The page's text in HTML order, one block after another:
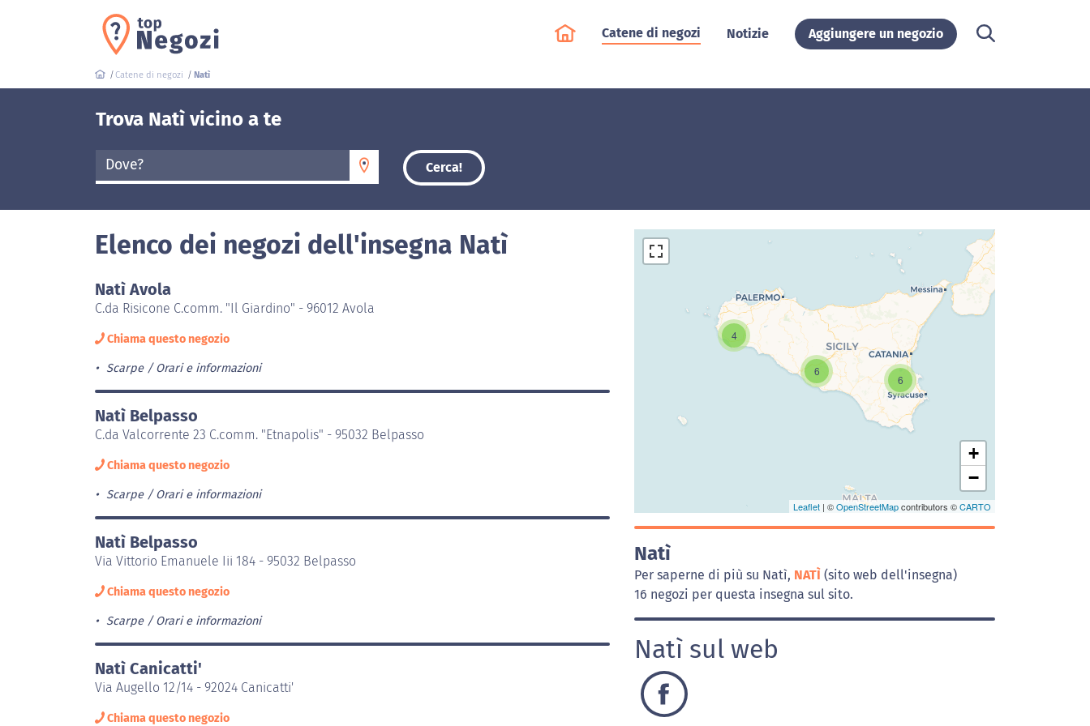
Catene di negozi Notizie Aggiungere un negozio
Catene di negozi Natì
Trova Natì vicino a te
Dove? Cerca!
Elenco dei negozi dell'insegna Natì
Natì Avola
C.da Risicone C.comm. "Il Giardino" - 96012 Avola
Chiama questo negozio
Scarpe Orari e informazioni
Natì Belpasso
C.da Valcorrente 23 C.comm. "Etnapolis" - 95032 Belpasso
Chiama questo negozio
Scarpe Orari e informazioni
Natì Belpasso
Via Vittorio Emanuele Iii 184 - 95032 Belpasso
Chiama questo negozio
Scarpe Orari e informazioni
Natì Canicatti'
Via Augello 12/14 - 92024 Canicatti'
Chiama questo negozio
Caricamento della carta in corso...
4
6
6
+
−
Leaflet | ©OpenStreetMapcontributors ©CARTO
Natì
Per saperne di più su Natì, NATÌ (sito web dell'insegna)
16 negozi per questa insegna sul sito.
Natì sul web